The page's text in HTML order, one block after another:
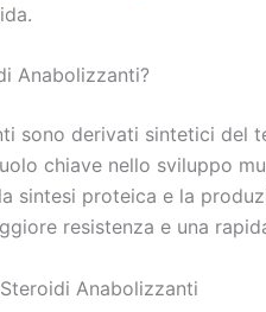
Anabolizzanti?
sono derivati sintetici del
chiave nello sviluppo
sintesi proteica e la
resistenza e una
Anabolizzanti